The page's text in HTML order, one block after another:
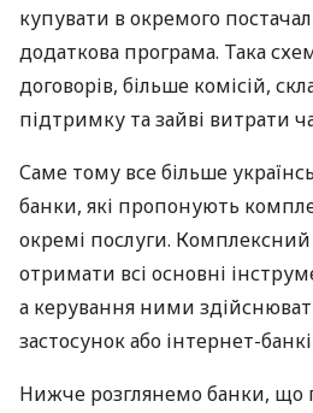
купувати в окремого
додаткова програма. Така
договорів, більше комісій,
підтримку та зайві витрати
Саме тому все більше
банки, які пропонують
окремі послуги. Комплексний
отримати всі основні
а керування ними
застосунок або інтернет-
Нижче розглянемо банки, що